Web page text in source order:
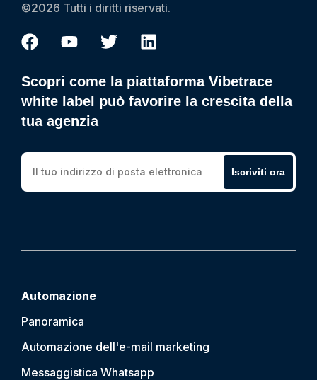
©2026 Tutti i diritti riservati.
Scopri come la piattaforma Vibetrace
white label può favorire la crescita della
tua agenzia
Iscriviti ora
Automazione
Panoramica
Automazione dell'e-mail marketing
Messaggistica Whatsapp